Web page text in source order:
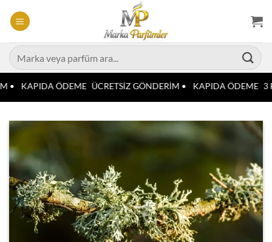
atla
Ara:
• KAPIDA ÖDEME ÜCRETSİZ GÖNDERİM • KAPIDA ÖDEME 3